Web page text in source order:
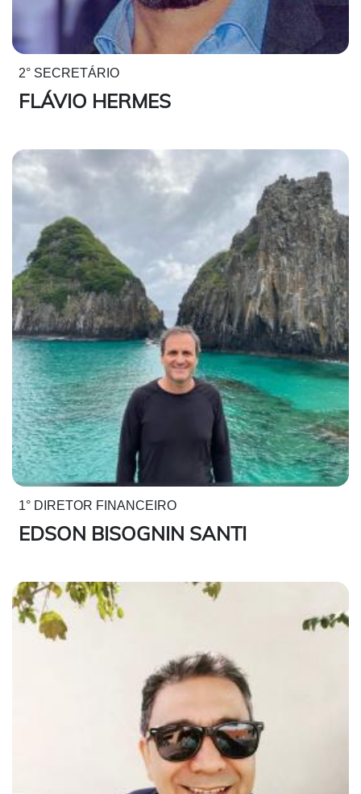
2° SECRETÁRIO
FLÁVIO HERMES
1° DIRETOR FINANCEIRO
EDSON BISOGNIN SANTI